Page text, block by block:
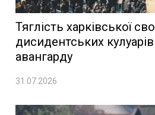
Тяглість харківської
дисидентських
авангарду
31.07.2026